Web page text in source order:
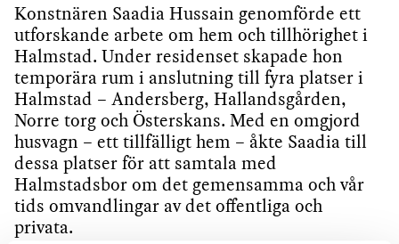
Konstnären Saadia Hussain genomförde ett
utforskande arbete om hem och tillhörighet i
Halmstad. Under residenset skapade hon
temporära rum i anslutning till fyra platser i
Halmstad – Andersberg, Hallandsgården,
Norre torg och Österskans. Med en omgjord
husvagn – ett tillfälligt hem – åkte Saadia till
dessa platser för att samtala med
Halmstadsbor om det gemensamma och vår
tids omvandlingar av det offentliga och
privata.